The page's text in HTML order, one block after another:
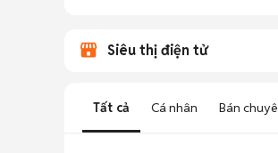
Siêu thị điện tử
Tất cả Cá nhân Bán